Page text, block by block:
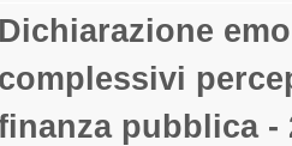
Dichiarazione
complessivi
pubblica -